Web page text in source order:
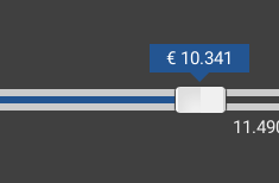
€ 10.341